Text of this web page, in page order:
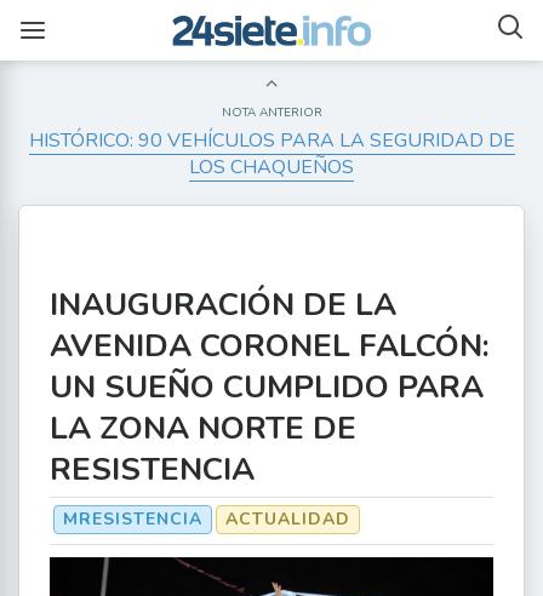
NOTA ANTERIOR
HISTÓRICO: 90 VEHÍCULOS PARA LA SEGURIDAD DE
LOS CHAQUEÑOS
INAUGURACIÓN DE LA
AVENIDA CORONEL FALCÓN:
UN SUEÑO CUMPLIDO PARA
LA ZONA NORTE DE
RESISTENCIA
MRESISTENCIA ACTUALIDAD